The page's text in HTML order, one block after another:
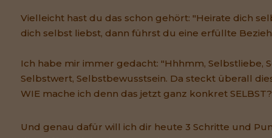
Vielleicht hast du das schon gehört: "Heirate dich
dich selbst liebst, dann führst du eine erfüllte
Ich habe mir immer gedacht: "Hhhmm, Selbstliebe,
Selbstwert, Selbstbewusstsein. Da steckt überall
WIE mache ich denn das jetzt ganz konkret
Und genau dafür will ich dir heute 3 Schritte und